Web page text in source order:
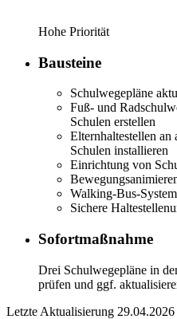
Hohe Priorität
Bausteine
Schulwegepläne
Fuß- und
Schulen erstellen
Elternhaltestellen
Schulen installieren
Einrichtung von
Walking-Bus-System
Sichere
Sofortmaßnahme
Drei Schulwegepläne in
prüfen und ggf.
Letzte Aktualisierung 29.04.2026